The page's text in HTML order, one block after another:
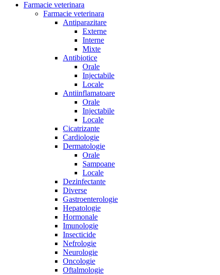
Farmacie veterinara
Farmacie veterinara
Antiparazitare
Externe
Interne
Mixte
Antibiotice
Orale
Injectabile
Locale
Antiinflamatoare
Orale
Injectabile
Locale
Cicatrizante
Cardiologie
Dermatologie
Orale
Sampoane
Locale
Dezinfectante
Diverse
Gastroenterologie
Hepatologie
Hormonale
Imunologie
Insecticide
Nefrologie
Neurologie
Oncologie
Oftalmologie